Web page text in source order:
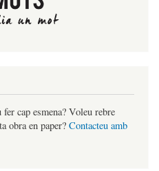
cap esmena? Voleu rebre
obra en paper? Contacteu amb